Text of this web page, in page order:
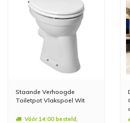
Staande Verhoogde
Toiletpot Vlakspoel Wit
Vóór 14:00 besteld,